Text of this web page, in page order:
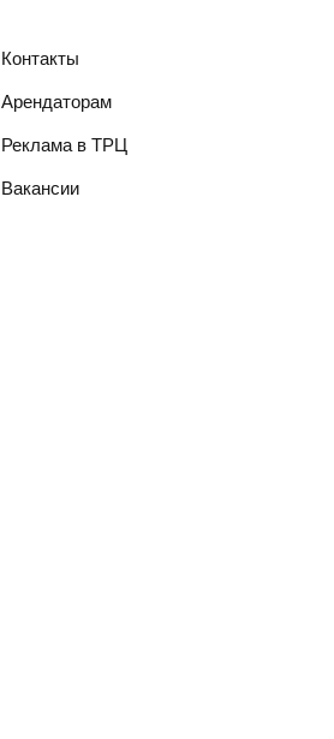
Арендаторам
Контакты
Реклама в ТРЦ
Вакансии